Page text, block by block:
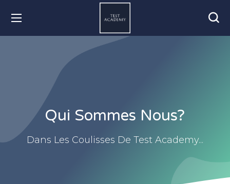
Qui Sommes Nous?
Dans Les Coulisses De Test Academy...